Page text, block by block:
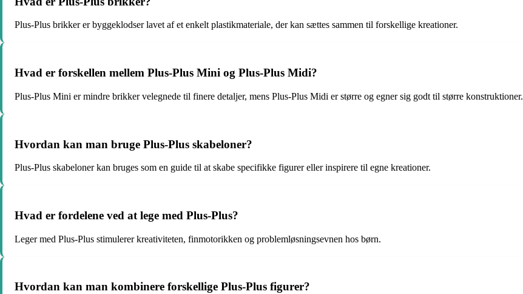
Plus-Plus brikker er byggeklodser lavet af et enkelt plastikmateriale, der kan sættes sammen til forskellige kreationer.
Hvad er forskellen mellem Plus-Plus Mini og Plus-Plus Midi?
Plus-Plus Mini er mindre brikker velegnede til finere detaljer, mens Plus-Plus Midi er større og egner sig godt til større konstruktioner.
Hvordan kan man bruge Plus-Plus skabeloner?
Plus-Plus skabeloner kan bruges som en guide til at skabe specifikke figurer eller inspirere til egne kreationer.
Hvad er fordelene ved at lege med Plus-Plus?
Leger med Plus-Plus stimulerer kreativiteten, finmotorikken og problemløsningsevnen hos børn.
Hvordan kan man kombinere forskellige Plus-Plus figurer?